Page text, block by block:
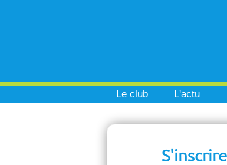
Le club L'actu